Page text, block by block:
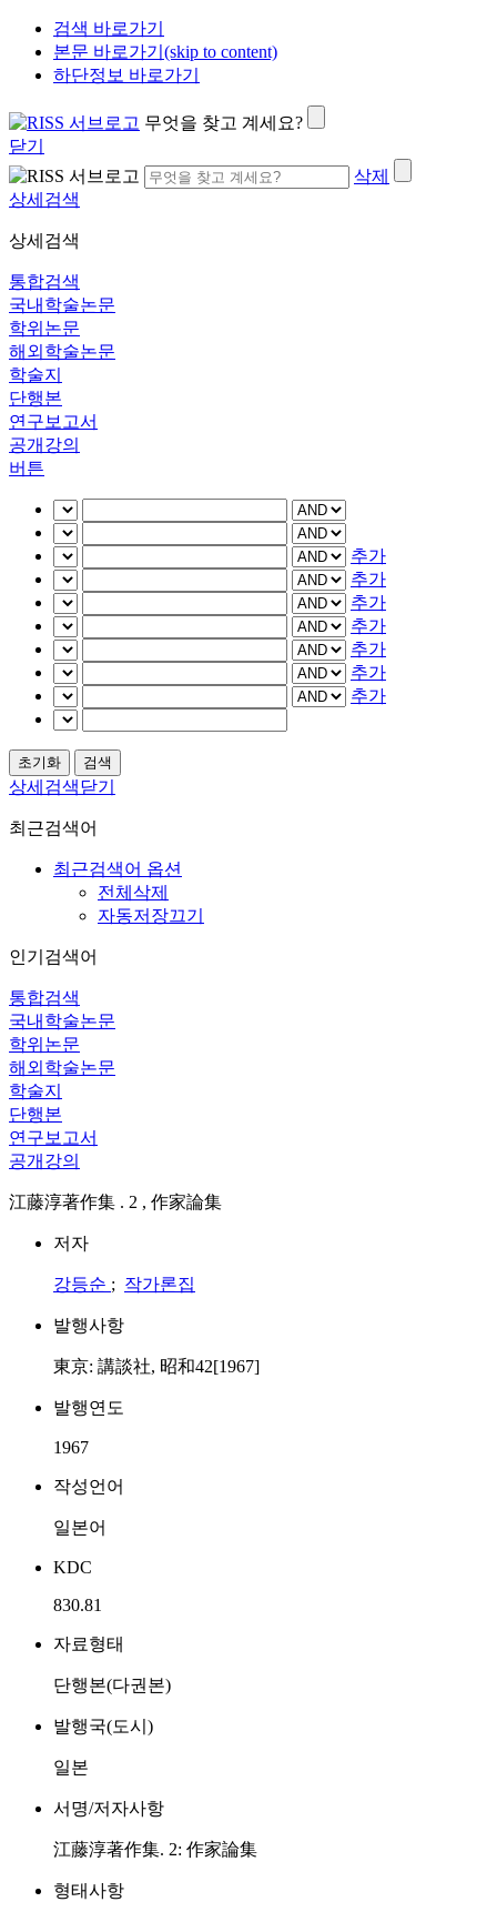
검색 바로가기
본문 바로가기(skip to content)
하단정보 바로가기
무엇을 찾고 계세요?
닫기
삭제
상세검색
상세검색
통합검색
국내학술논문
학위논문
해외학술논문
학술지
단행본
연구보고서
공개강의
버튼
추가
추가
추가
추가
추가
추가
추가
상세검색닫기
최근검색어
최근검색어 옵션
전체삭제
자동저장끄기
인기검색어
통합검색
국내학술논문
학위논문
해외학술논문
학술지
단행본
연구보고서
공개강의
江藤淳著作集 . 2 , 作家論集
저자
강등순 ; 작가론집
발행사항
東京: 講談社, 昭和42[1967]
발행연도
1967
작성언어
일본어
KDC
830.81
자료형태
단행본(다권본)
발행국(도시)
일본
서명/저자사항
江藤淳著作集. 2: 作家論集
형태사항